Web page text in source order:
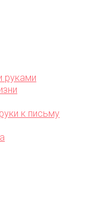
руками
к письму